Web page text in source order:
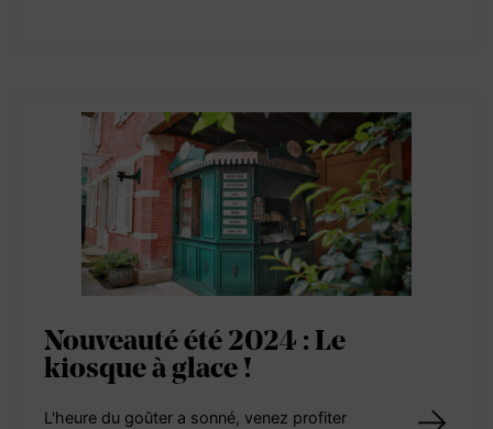
Nouveauté été 2024 : Le
kiosque à glace !
L'heure du goûter a sonné, venez profiter